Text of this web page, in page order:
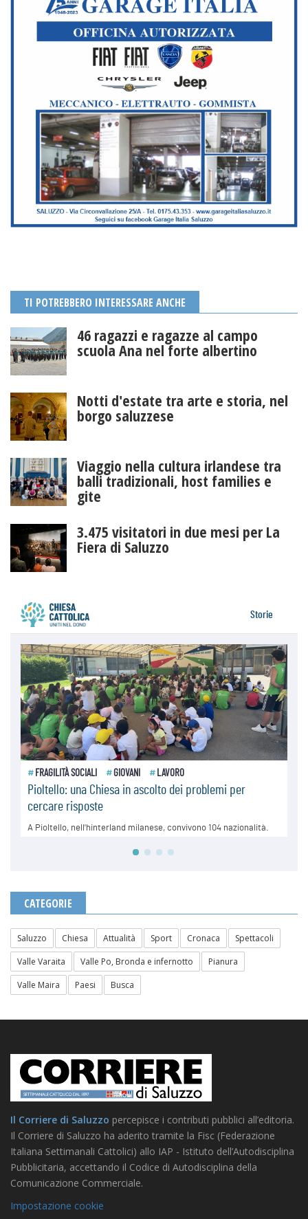
TI POTREBBERO INTERESSARE ANCHE
46 ragazzi e ragazze al campo
scuola Ana nel forte albertino
Notti d'estate tra arte e storia, nel
borgo saluzzese
Viaggio nella cultura irlandese tra
balli tradizionali, host families e
gite
3.475 visitatori in due mesi per La
Fiera di Saluzzo
CATEGORIE
Saluzzo Chiesa Attualità Sport Cronaca
Spettacoli
Valle Varaita
Valle Po, Bronda e infernotto
Pianura
Valle Maira
Paesi Busca
Il Corriere di Saluzzo percepisce i contributi pubblici all’editoria.
Il Corriere di Saluzzo ha aderito tramite la Fisc (Federazione
Italiana Settimanali Cattolici) allo IAP - Istituto dell’Autodisciplina
Pubblicitaria, accettando il Codice di Autodisciplina della
Comunicazione Commerciale.
Impostazione cookie